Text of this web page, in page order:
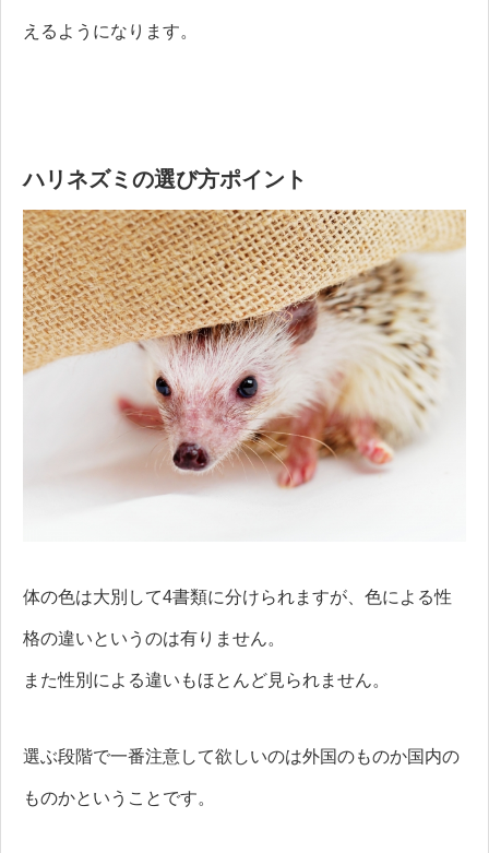
えるようになります。
ハリネズミの選び方ポイント
体の色は大別して4書類に分けられますが、色による性
格の違いというのは有りません。
また性別による違いもほとんど見られません。
選ぶ段階で一番注意して欲しいのは外国のものか国内の
ものかということです。